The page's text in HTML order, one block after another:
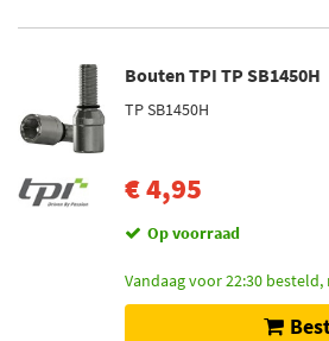
Bouten TPI TP SB1450H
TP SB1450H
€ 4,95
Op voorraad
Vandaag voor 22:30